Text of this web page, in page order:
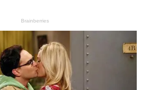
Brainberries